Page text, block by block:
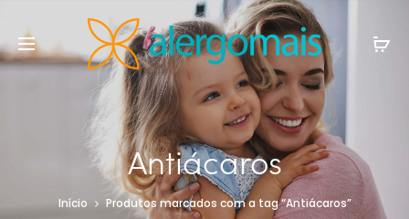
Antiácaros
Início Produtos marcados com a tag “Antiácaros”